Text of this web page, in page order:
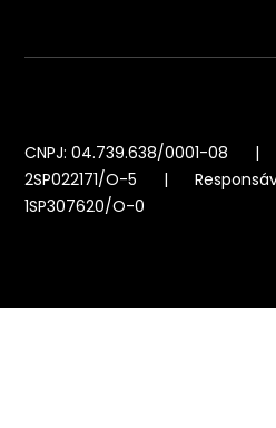
CNPJ: 04.739.638/0001-08 |
2SP022171/O-5 |
1SP307620/O-0